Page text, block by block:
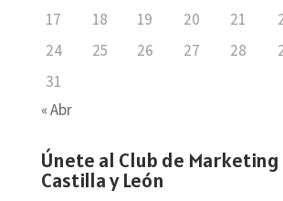
17
18 19 20 21
24
25 26 27 28
31
« Abr
Únete al Club de Marketing
Castilla y León